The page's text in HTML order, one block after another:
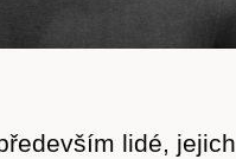
lidé, jejich